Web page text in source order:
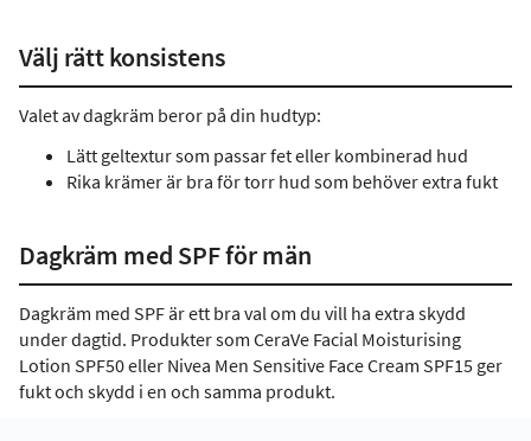
Välj rätt konsistens
Valet av dagkräm beror på din hudtyp:
Lätt geltextur som passar fet eller kombinerad hud
Rika krämer är bra för torr hud som behöver extra fukt
Dagkräm med SPF för män
Dagkräm med SPF är ett bra val om du vill ha extra skydd
under dagtid. Produkter som CeraVe Facial Moisturising
Lotion SPF50 eller Nivea Men Sensitive Face Cream SPF15 ger
fukt och skydd i en och samma produkt.